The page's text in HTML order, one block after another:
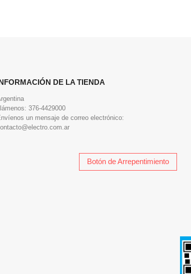
INFORMACIÓN DE LA TIENDA
376-4429000
un mensaje de correo electrónico:
Botón de Arrepentimiento